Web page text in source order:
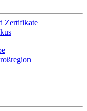
Zertifikate